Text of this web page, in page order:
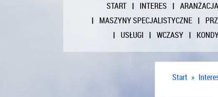
START INTERES
ARANŻACJA
MASZYNY SPECJALISTYCZNE
USŁUGI
WCZASY
Start »